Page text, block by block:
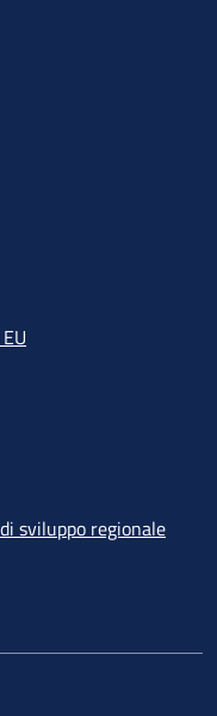
sviluppo regionale